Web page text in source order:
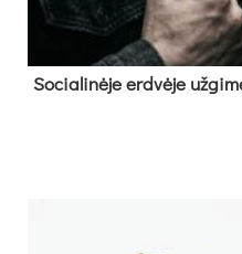
So­cia­li­nė­je erd­vė­je